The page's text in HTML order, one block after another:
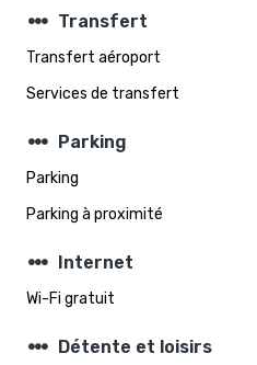
steppers Transfert
Transfert aéroport
Services de transfert
steppers Parking
Parking
Parking à proximité
steppers Internet
Wi-Fi gratuit
steppers Détente et loisirs